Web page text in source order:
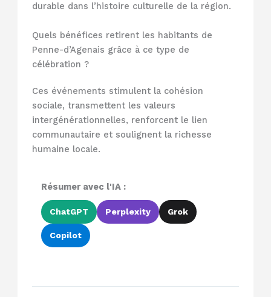
durable dans l’histoire culturelle de la région.
Quels bénéfices retirent les habitants de
Penne-d’Agenais grâce à ce type de
célébration ?
Ces événements stimulent la cohésion
sociale, transmettent les valeurs
intergénérationnelles, renforcent le lien
communautaire et soulignent la richesse
humaine locale.
Résumer avec l'IA :
ChatGPT Perplexity Grok
Copilot